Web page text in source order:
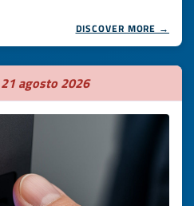
DISCOVER MORE →
21 agosto 2026